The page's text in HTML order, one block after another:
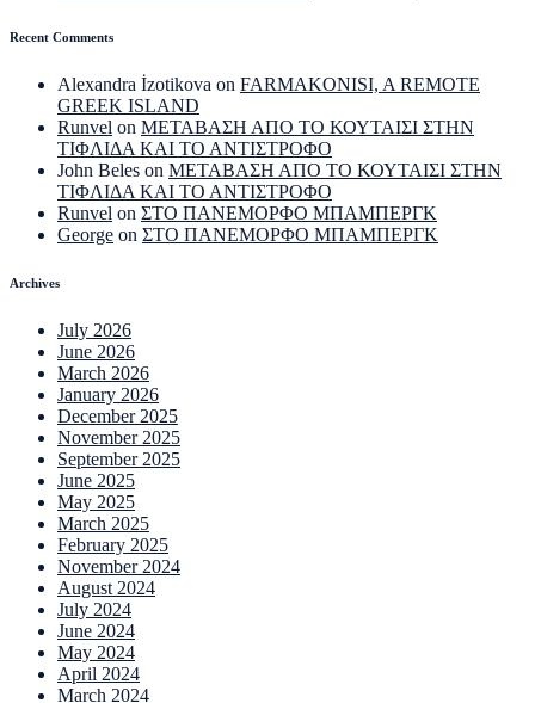
Recent Comments
Alexandra İzotikova on FARMAKONISI, A REMOTE
GREEK ISLAND
Runvel on ΜΕΤΑΒΑΣΗ ΑΠΟ ΤΟ ΚΟΥΤΑΙΣΙ ΣΤΗΝ
ΤΙΦΛΙΔΑ ΚΑΙ ΤΟ ΑΝΤΙΣΤΡΟΦΟ
John Beles on ΜΕΤΑΒΑΣΗ ΑΠΟ ΤΟ ΚΟΥΤΑΙΣΙ ΣΤΗΝ
ΤΙΦΛΙΔΑ ΚΑΙ ΤΟ ΑΝΤΙΣΤΡΟΦΟ
Runvel on ΣΤΟ ΠΑΝΕΜΟΡΦΟ ΜΠΑΜΠΕΡΓΚ
George on ΣΤΟ ΠΑΝΕΜΟΡΦΟ ΜΠΑΜΠΕΡΓΚ
Archives
July 2026
June 2026
March 2026
January 2026
December 2025
November 2025
September 2025
June 2025
May 2025
March 2025
February 2025
November 2024
August 2024
July 2024
June 2024
May 2024
April 2024
March 2024